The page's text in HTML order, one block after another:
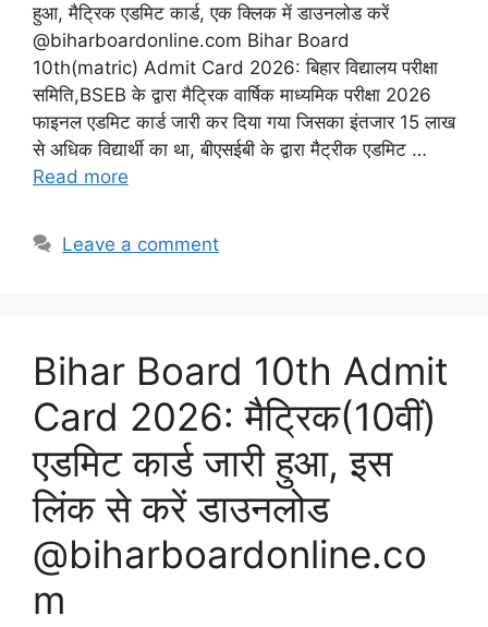
हुआ, मैट्रिक एडमिट कार्ड, एक क्लिक में डाउनलोड करें
@biharboardonline.com Bihar Board
10th(matric) Admit Card 2026: बिहार विद्यालय परीक्षा
समिति,BSEB के द्वारा मैट्रिक वार्षिक माध्यमिक परीक्षा 2026
फाइनल एडमिट कार्ड जारी कर दिया गया जिसका इंतजार 15 लाख
से अधिक विद्यार्थी का था, बीएसईबी के द्वारा मैट्रीक एडमिट …
Read more
Leave a comment
Bihar Board 10th Admit
Card 2026: मैट्रिक(10वीं)
एडमिट कार्ड जारी हुआ, इस
लिंक से करें डाउनलोड
@biharboardonline.co
m